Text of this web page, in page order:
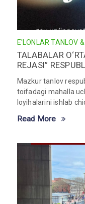
E'LONLAR TANLOV
TALABALAR
REJASI”
Mazkur tanlov
toifadagi mahalla
loyihalarini ishlab
Read More